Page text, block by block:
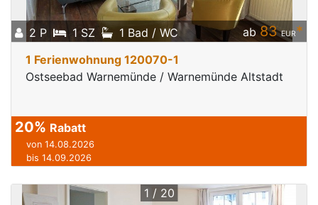
2 P 1 SZ 1 Bad / WC ab83 EUR*
1 Ferienwohnung 120070-1
Ostseebad Warnemünde / Warnemünde Altstadt
20% Rabatt
von 14.08.2026
bis 14.09.2026
1 / 20